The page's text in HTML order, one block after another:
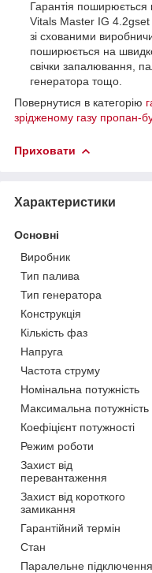
Гарантія поширюється
Vitals Master IG 4.2gset
зі схованими
поширюється на
свічки запалювання,
генератора тощо.
Повернутися в категорію
зрідженому газу пропан-
Приховати
Характеристики
Основні
Виробник
Тип палива
Тип генератора
Конструкція
Кількість фаз
Напруга
Частота струму
Номінальна потужність
Максимальна потужність
Коефіцієнт потужності
Режим роботи
Захист від
перевантаження
Захист від короткого
замикання
Гарантійний термін
Стан
Паралельне підключення